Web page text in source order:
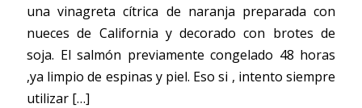
una vinagreta cítrica de naranja preparada con
nueces de California y decorado con brotes de
soja. El salmón previamente congelado 48 horas
,ya limpio de espinas y piel. Eso si , intento siempre
utilizar […]